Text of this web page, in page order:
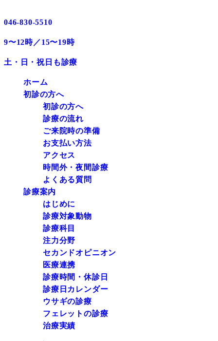
046-830-5510
9〜12時／15〜19時
土・日・祝日も診療
ホーム
初診の方へ
初診の方へ
診療の流れ
ご来院時の準備
お支払い方法
アクセス
時間外・夜間診療
よくある質問
診療案内
はじめに
診療対象動物
診療科目
注力分野
セカンドオピニオン
医療連携
診療時間・休診日
診療日カレンダー
ウサギの診療
フェレットの診療
治療実績